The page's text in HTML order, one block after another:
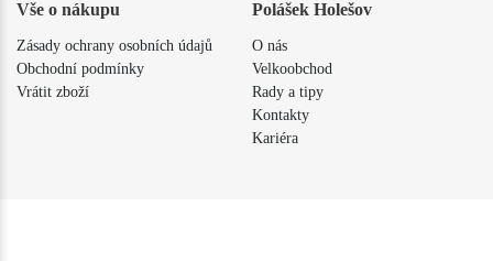
Vše o nákupu
Zásady ochrany osobních údajů
Obchodní podmínky
Vrátit zboží
Polášek Holešov
O nás
Velkoobchod
Rady a tipy
Kontakty
Kariéra